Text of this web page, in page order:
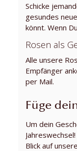
Schicke
gesundes
könnt. Wenn
Rosen als
Alle unsere
Empfänger
per Mail.
Füge
Um dein
Blick auf